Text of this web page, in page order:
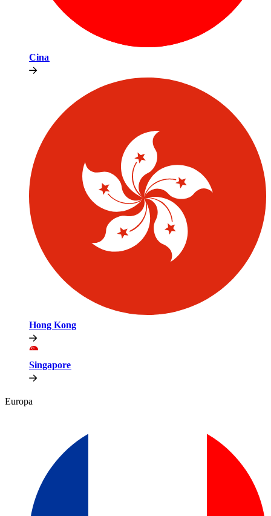
Cina​​
Hong Kong​​
Singapore​​
Europa​​